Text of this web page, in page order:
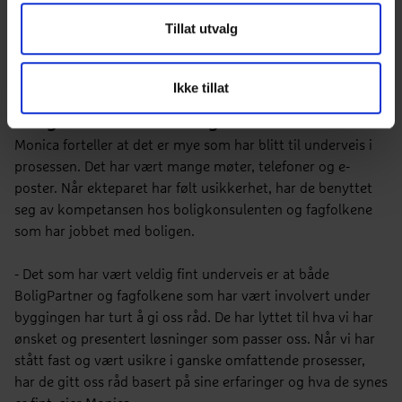
Tillat utvalg
Ikke tillat
Monica forteller at det er mye som har blitt til underveis i
prosessen. Det har vært mange møter, telefoner og e-
poster. Når ekteparet har følt usikkerhet, har de benyttet
seg av kompetansen hos boligkonsulenten og fagfolkene
som har jobbet med boligen.
- Det som har vært veldig fint underveis er at både
BoligPartner og fagfolkene som har vært involvert under
byggingen har turt å gi oss råd. De har lyttet til hva vi har
ønsket og presentert løsninger som passer oss. Når vi har
stått fast og vært usikre i ganske omfattende prosesser,
har de gitt oss råd basert på sine erfaringer og hva de synes